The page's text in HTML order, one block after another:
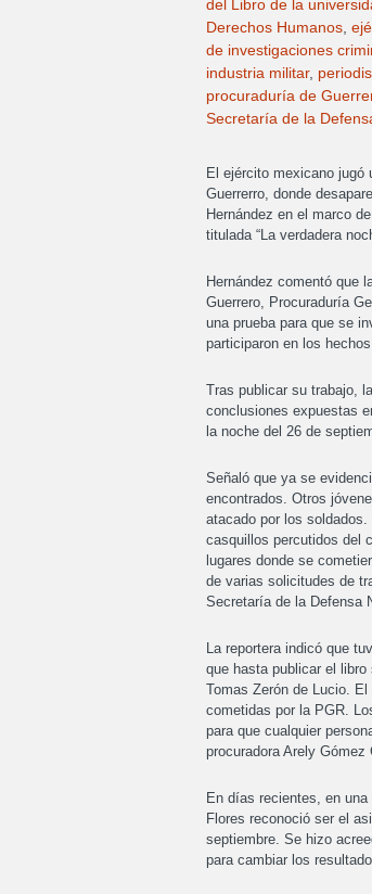
del Libro de la
Derechos Humanos
de investigaciones
industria militar,
procuraduría de
Secretaría de la
El ejército mexicano jugó
Guerrerro, donde
Hernández en el marco
titulada “La verdadera
Hernández comentó que
Guerrero, Procuraduría
una prueba para que se
participaron en los
Tras publicar su trabajo,
conclusiones expuestas
la noche del 26 de
Señaló que ya se
encontrados. Otros
atacado por los
casquillos percutidos del
lugares donde se
de varias solicitudes de
Secretaría de la Defensa
La reportera indicó que
que hasta publicar el
Tomas Zerón de Lucio.
cometidas por la PGR.
para que cualquier
procuradora Arely
En días recientes, en
Flores reconoció ser el
septiembre. Se hizo
para cambiar los